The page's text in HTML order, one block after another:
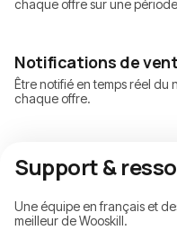
chaque offre sur une
Notifications de
Être notifié en temps réel du
chaque offre.
Support &
Une équipe en français et
meilleur de Wooskill.